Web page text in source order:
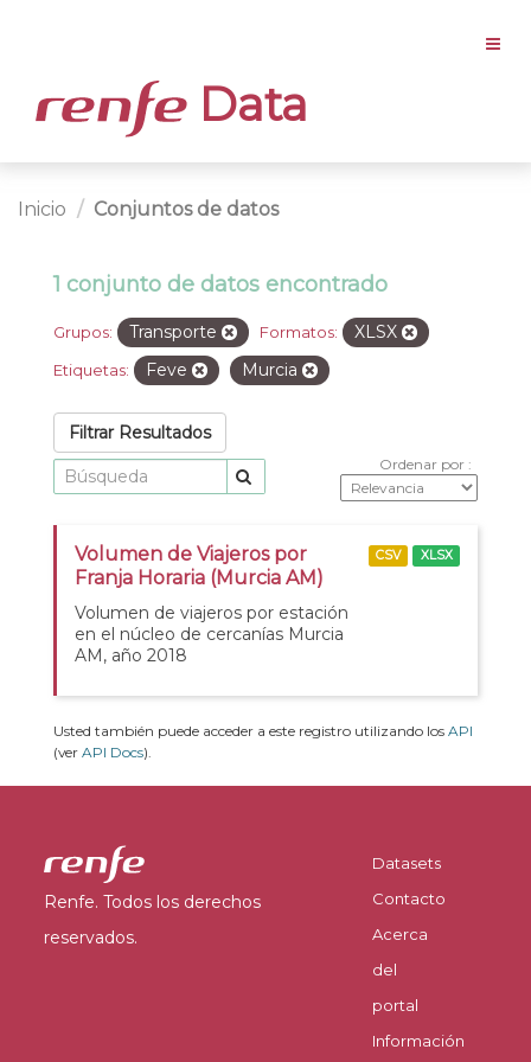
Data
Inicio Conjuntos de datos
1 conjunto de datos encontrado
Grupos: Transporte Formatos: XLSX
Etiquetas: Feve Murcia
Filtrar Resultados
Ordenar por
Volumen de Viajeros por
Franja Horaria (Murcia AM)
Volumen de viajeros por estación
en el núcleo de cercanías Murcia
AM, año 2018
CSV XLSX
Usted también puede acceder a este registro utilizando los API
(ver API Docs).
Renfe. Todos los derechos
reservados.
Datasets
Contacto
Acerca
del
portal
Información